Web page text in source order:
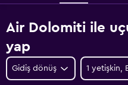
Air Dolomiti ile
yap
Gidiş dönüş 1 yetişkin,